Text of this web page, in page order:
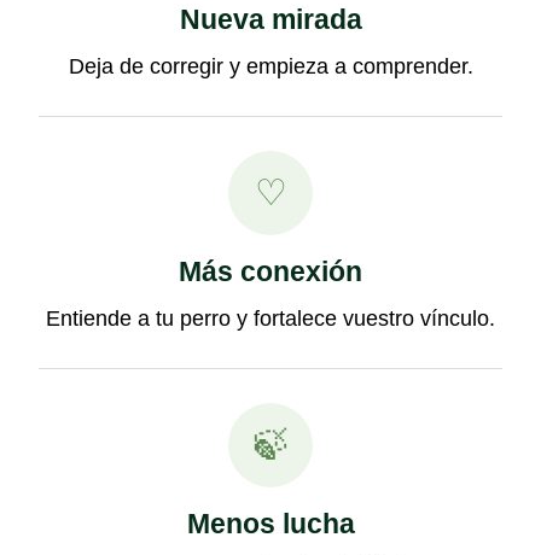
Nueva mirada
Deja de corregir y empieza a comprender.
♡
Más conexión
Entiende a tu perro y fortalece vuestro vínculo.
🍃
Menos lucha